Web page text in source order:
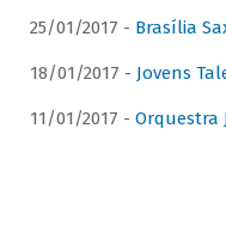
25/01/2017 - Brasília
18/01/2017 - Jovens
11/01/2017 - Orquestra